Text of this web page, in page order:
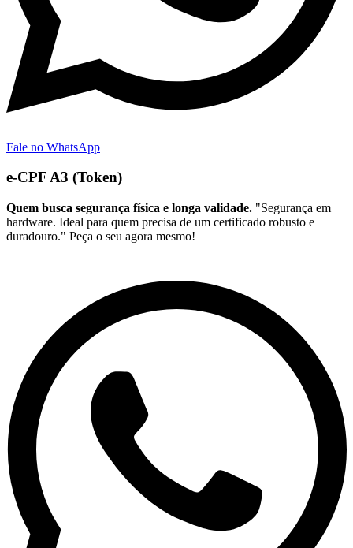
Fale no WhatsApp
e-CPF A3 (Token)
Quem busca segurança física e longa validade. "Segurança em
hardware. Ideal para quem precisa de um certificado robusto e
duradouro." Peça o seu agora mesmo!